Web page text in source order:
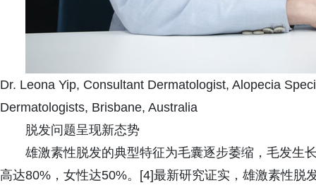
Dr. Leona Yip, Consultant Dermatologist, Alopecia
Dermatologists, Brisbane, Australia
脱发问题呈现新态势
雄激素性脱发的典型特征为毛囊逐步萎缩，毛发生
高达80%，女性达50%。[4]最新研究证实，雄激素性脱